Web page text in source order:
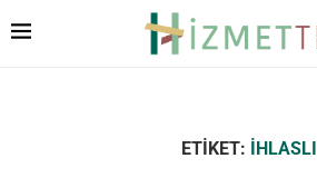
ETIKET: IHLASLI